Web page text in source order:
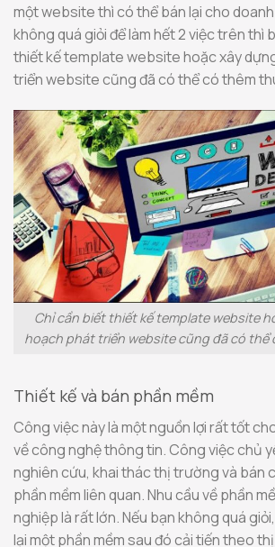
một website thì có thể bán lại cho
không quá giỏi để làm hết 2 việc trên thì
thiết kế template website hoặc xây
triển website cũng đã có thể có thêm
Chỉ cần biết thiết kế template website
hoạch phát triển website cũng đã có thể
Thiết kế và bán phần mềm
Công việc này là một nguồn lợi rất tốt
về công nghệ thông tin. Công việc chủ
nghiên cứu, khai thác thị trường và bán
phần mềm liên quan. Nhu cầu về phần
nghiệp là rất lớn. Nếu bạn không quá
lại một phần mềm sau đó cải tiến theo